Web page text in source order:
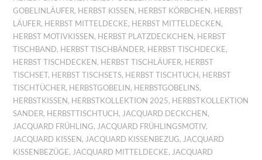
GOBELINLÄUFER, HERBST KISSEN , HERBST KÖRBCHEN , HERBST
LÄUFER, HERBST MITTELDECKE, HERBST MITTELDECKEN ,
HERBST MOTIVKISSEN , HERBST PLATZDECKCHEN , HERBST
TISCHBAND, HERBST TISCHBÄNDER, HERBST TISCHDECKE,
HERBST TISCHDECKEN , HERBST TISCHLÄUFER, HERBST
TISCHSET, HERBST TISCHSETS, HERBST TISCHTUCH , HERBST
TISCHTÜCHER, HERBSTGOBELIN , HERBSTGOBELINS,
HERBSTKISSEN , HERBSTKOLLEKTION 2025, HERBSTKOLLEKTION
SANDER, HERBSTTISCHTUCH ,JACQUARD DECKCHEN ,
JACQUARD FRÜHLING,JACQUARD FRÜHLINGSMOTIV,
JACQUARD KISSEN ,JACQUARD KISSENBEZUG,JACQUARD
KISSENBEZÜGE,JACQUARD MITTELDECKE,JACQUARD